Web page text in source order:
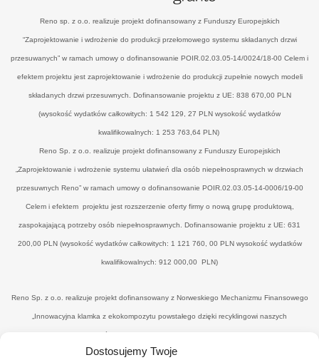
Dostosujemy Twoje
Reno sp. z o.o. realizuje projekt dofinansowany z Funduszy Europejskich
“Zaprojektowanie i wdrożenie do produkcji przełomowego systemu składanych drzwi
przesuwanych” w ramach umowy o dofinansowanie POIR.02.03.05-14/0024/18-00 Celem i
efektem projektu jest zaprojektowanie i wdrożenie do produkcji zupełnie nowych modeli
składanych drzwi przesuwnych. Dofinansowanie projektu z UE: 838 670,00 PLN
(wysokość wydatków całkowitych: 1 542 129, 27 PLN wysokość wydatków
kwalifikowalnych: 1 253 763,64 PLN)
Reno Sp. z o.o. realizuje projekt dofinansowany z Funduszy Europejskich
„Zaprojektowanie i wdrożenie systemu ułatwień dla osób niepełnosprawnych w drzwiach
przesuwnych Reno” w ramach umowy o dofinansowanie POIR.02.03.05-14-0006/19-00
Celem i efektem projektu jest rozszerzenie oferty firmy o nową grupę produktową,
zaspokajającą potrzeby osób niepełnosprawnych. Dofinansowanie projektu z UE: 631
200,00 PLN (wysokość wydatków całkowitych: 1 121 760, 00 PLN wysokość wydatków
kwalifikowalnych: 912 000,00 PLN)
Reno Sp. z o.o. realizuje projekt dofinansowany z Norweskiego Mechanizmu Finansowego
„Innowacyjna klamka z ekokompozytu powstałego dzięki recyklingowi naszych
poprodukcyjnych odpadów drzewnych’" w ramach umowy o dofinansowanie UWP-
NORW.19.01.04-14-0041/20-00. Celem i efektemjest uzyskanie nowego, konkurencyjnego